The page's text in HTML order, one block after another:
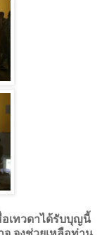
ทวดาได้รับบุญนี้